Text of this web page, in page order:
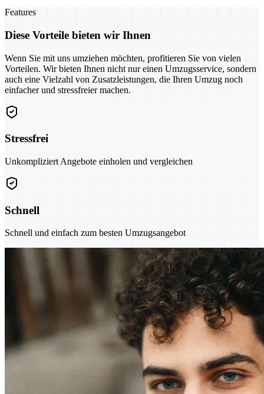
Features
Diese Vorteile bieten wir Ihnen
Wenn Sie mit uns umziehen möchten, profitieren Sie von vielen
Vorteilen. Wir bieten Ihnen nicht nur einen Umzugsservice, sondern
auch eine Vielzahl von Zusatzleistungen, die Ihren Umzug noch
einfacher und stressfreier machen.
Stressfrei
Unkompliziert Angebote einholen und vergleichen
Schnell
Schnell und einfach zum besten Umzugsangebot